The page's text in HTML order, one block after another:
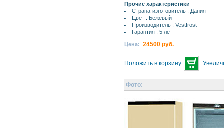
Прочие характеристики
Страна-изготовитель : Дания
Цвет : Бежевый
Производитель : Vestfrost
Гарантия : 5 лет
Цена: 24500 руб.
Положить в корзину
Фото: